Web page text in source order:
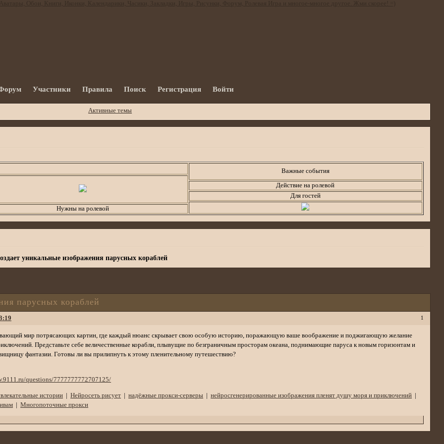
Участники Правила Поиск Регистрация Войти
Активные темы
Важные события
Действие на ролевой
Для гостей
Нужны на ролевой
уникальные изображения парусных кораблей
парусных кораблей
1
мир потрясающих картин, где каждый нюанс скрывает свою особую историю, поражающую ваше воображение и поджигающую желание
Представьте себе величественные корабли, плывущие по безграничным просторам океана, поднимающие паруса к новым горизонтам и
фантазии. Готовы ли вы прилипнуть к этому пленительному путешествию?
questions/7777777772707125/
истории |Нейросеть рисует |надёжные прокси-серверы |нейросгенерированные изображения пленят душу моря и приключений
|Многопоточные прокси